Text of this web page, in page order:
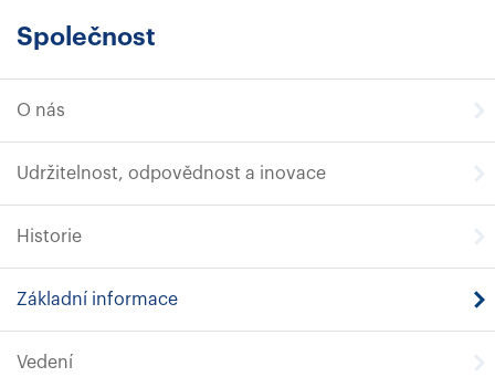
Společnost
O nás
Udržitelnost, odpovědnost a inovace
Historie
Základní informace
Vedení